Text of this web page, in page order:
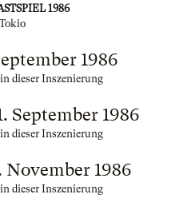
1986
Tokio
1986
dieser Inszenierung
September 1986
dieser Inszenierung
1986
dieser Inszenierung